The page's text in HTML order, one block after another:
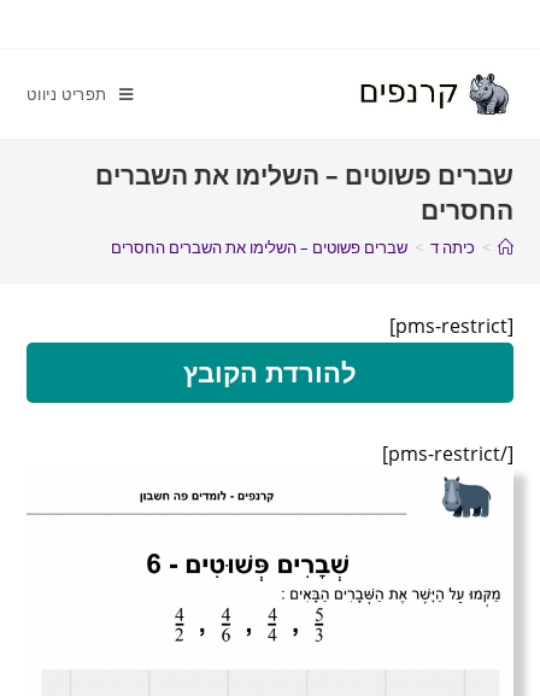
תפריט ניווט
שברים פשוטים – השלימו את השברים
החסרים
> כיתה ד > שברים פשוטים – השלימו את השברים החסרים
[pms-restrict]
להורדת הקובץ
[/pms-restrict]